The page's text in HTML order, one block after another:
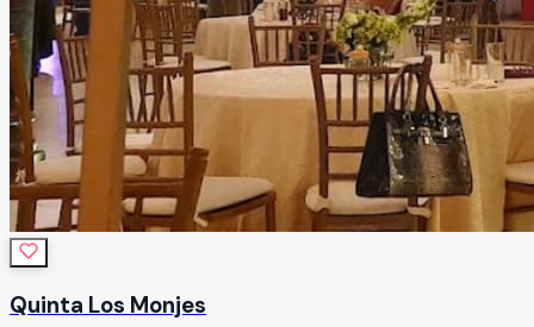
Quinta Los Monjes